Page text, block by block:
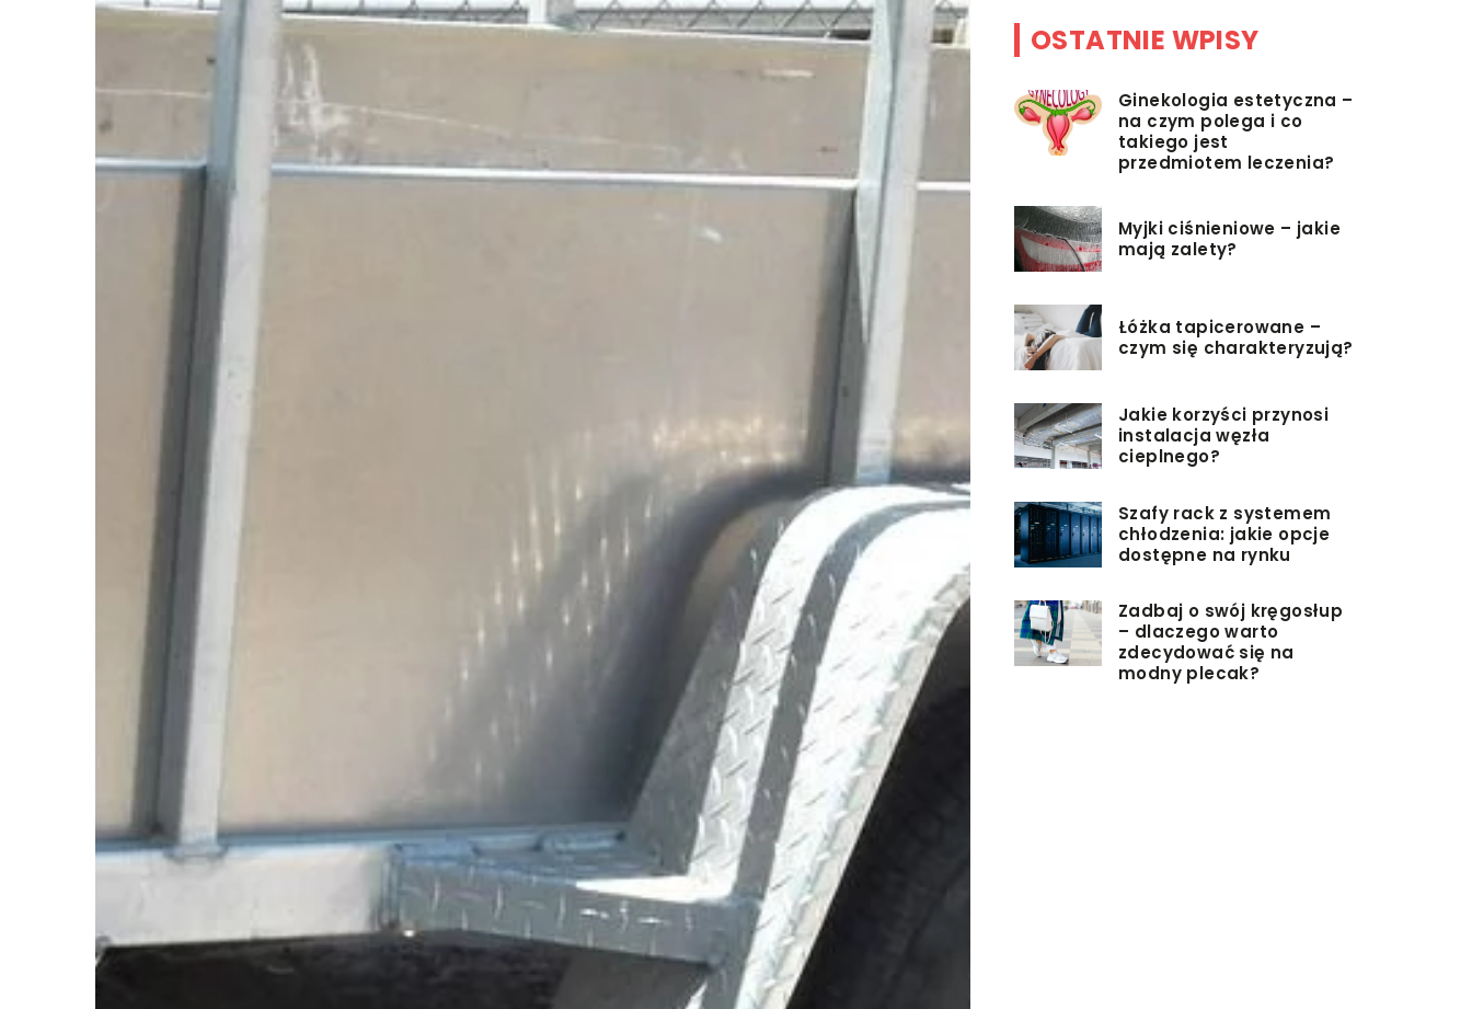
OSTATNIE WPISY
Ginekologia estetyczna –
na czym polega i co
takiego jest
przedmiotem leczenia?
Myjki ciśnieniowe – jakie
mają zalety?
Łóżka tapicerowane –
czym się charakteryzują?
Jakie korzyści przynosi
instalacja węzła
cieplnego?
Szafy rack z systemem
chłodzenia: jakie opcje
dostępne na rynku
Zadbaj o swój kręgosłup
– dlaczego warto
zdecydować się na
modny plecak?